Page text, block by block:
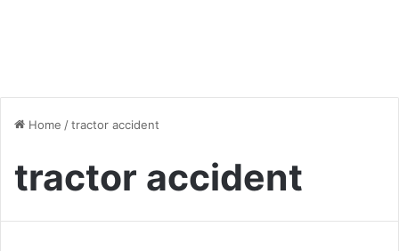
Home /tractor accident
tractor accident